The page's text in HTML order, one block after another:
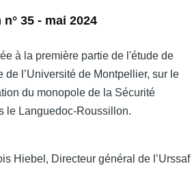
35 - mai 2024
à la première partie de l'étude de
de l’Université de Montpellier, sur le
du monopole de la Sécurité
le Languedoc-Roussillon.
Hiebel, Directeur général de l’Urssaf